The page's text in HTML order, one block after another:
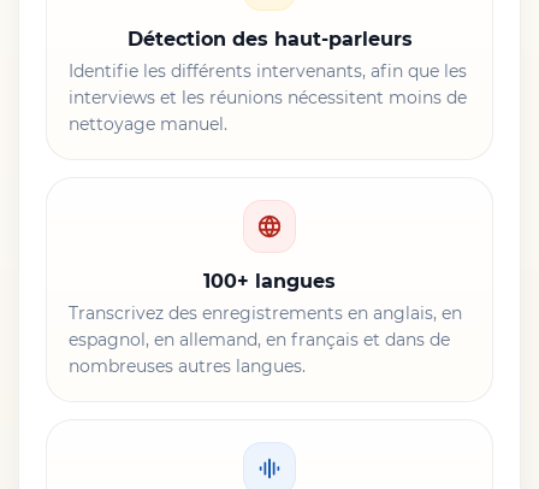
Détection des haut-parleurs
Identifie les différents intervenants, afin que les
interviews et les réunions nécessitent moins de
nettoyage manuel.
100+ langues
Transcrivez des enregistrements en anglais, en
espagnol, en allemand, en français et dans de
nombreuses autres langues.